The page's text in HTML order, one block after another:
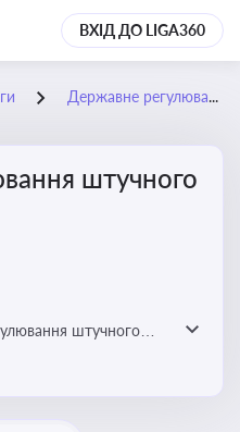
ВХІД ДО LIGA360
Державне регулювання штучного інтелекту
штучного
штучного
управління бізнесом